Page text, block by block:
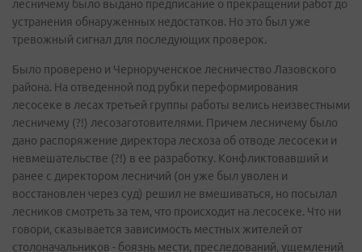
лесничему было выдано предписание о прекращении работ до
устранения обнаруженных недостатков. Но это был уже
тревожный сигнал для последующих проверок.
Было проверено и Чернорученское лесничество Лазовского
района. На отведенной под рубки переформирования
лесосеке в лесах третьей группы работы велись неизвестными
лесничему (?!) лесозаготовителями. Причем лесничему было
дано распоряжение директора лесхоза об отводе лесосеки и
невмешательстве (?!) в ее разработку. Конфликтовавший и
ранее с директором лесничий (он уже был уволен и
восстановлен через суд) решил не вмешиваться, но посылал
лесников смотреть за тем, что происходит на лесосеке. Что ни
говори, сказывается зависимость местных жителей от
столоначальников - боязнь мести, преследований, ущемлений